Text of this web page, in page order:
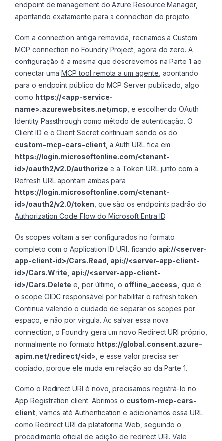
endpoint de management do Azure Resource Manager,
apontando exatamente para a connection do projeto.
Com a connection antiga removida, recriamos a Custom
MCP connection no Foundry Project, agora do zero. A
configuração é a mesma que descrevemos na Parte 1 ao
conectar uma MCP tool remota a um agente , apontando
para o endpoint público do MCP Server publicado, algo
como https://<app-service-
name>.azurewebsites.net/mcp , e escolhendo OAuth
Identity Passthrough como método de autenticação. O
Client ID e o Client Secret continuam sendo os do
custom-mcp-cars-client , a Auth URL fica em
https://login.microsoftonline.com/<tenant-
id>/oauth2/v2.0/authorize e a Token URL junto com a
Refresh URL apontam ambas para
https://login.microsoftonline.com/<tenant-
id>/oauth2/v2.0/token , que são os endpoints padrão do
Authorization Code Flow do Microsoft Entra ID.
Os scopes voltam a ser configurados no formato
completo com o Application ID URI, ficando api://<server-
app-client-id>/Cars.Read, api://<server-app-client-
id>/Cars.Write, api://<server-app-client-
id>/Cars.Delete e, por último, o offline_access, que é
o scope OIDC responsável por habilitar o refresh token.
Continua valendo o cuidado de separar os scopes por
espaço, e não por vírgula. Ao salvar essa nova
connection, o Foundry gera um novo Redirect URI próprio,
normalmente no formato https://global.consent.azure-
apim.net/redirect/<id> , e esse valor precisa ser
copiado, porque ele muda em relação ao da Parte 1.
Como o Redirect URI é novo, precisamos registrá-lo no
App Registration client. Abrimos o custom-mcp-cars-
client , vamos até Authentication e adicionamos essa URL
como Redirect URI da plataforma Web, seguindo o
procedimento oficial de adição de redirect URI. Vale